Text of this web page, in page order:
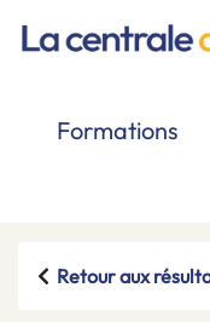
Formations
Retour aux